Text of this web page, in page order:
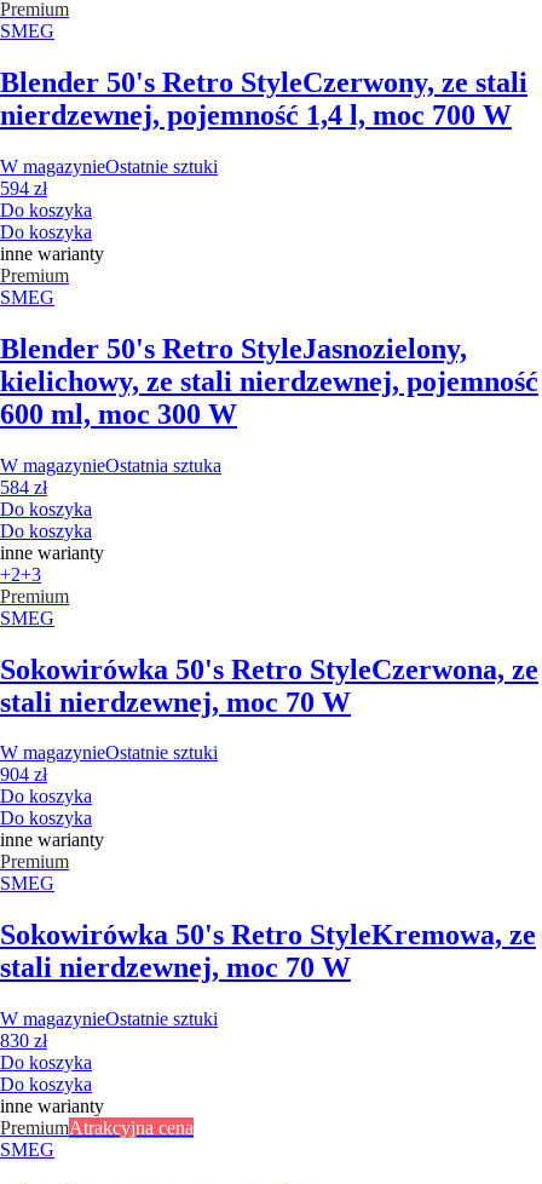
Premium
SMEG
Blender 50's Retro StyleCzerwony, ze stali
nierdzewnej, pojemność 1,4 l, moc 700 W
W magazynieOstatnie sztuki
594 zł
Do koszyka
Do koszyka
inne warianty
Premium
SMEG
Blender 50's Retro StyleJasnozielony,
kielichowy, ze stali nierdzewnej, pojemność
600 ml, moc 300 W
W magazynieOstatnia sztuka
584 zł
Do koszyka
Do koszyka
inne warianty
+2+3
Premium
SMEG
Sokowirówka 50's Retro StyleCzerwona, ze
stali nierdzewnej, moc 70 W
W magazynieOstatnie sztuki
904 zł
Do koszyka
Do koszyka
inne warianty
Premium
SMEG
Sokowirówka 50's Retro StyleKremowa, ze
stali nierdzewnej, moc 70 W
W magazynieOstatnie sztuki
830 zł
Do koszyka
Do koszyka
inne warianty
PremiumAtrakcyjna cena
SMEG